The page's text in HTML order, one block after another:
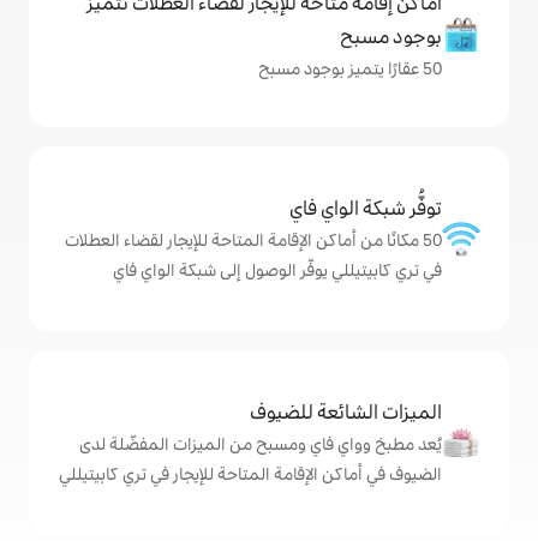
الإقامة المتاحة للإيجار لقضاء العطلات
الوصول إلى شبكة الواي فاي
ومسبح من الميزات المفضّلة لدى
المتاحة للإيجار في تري كابيتيللي